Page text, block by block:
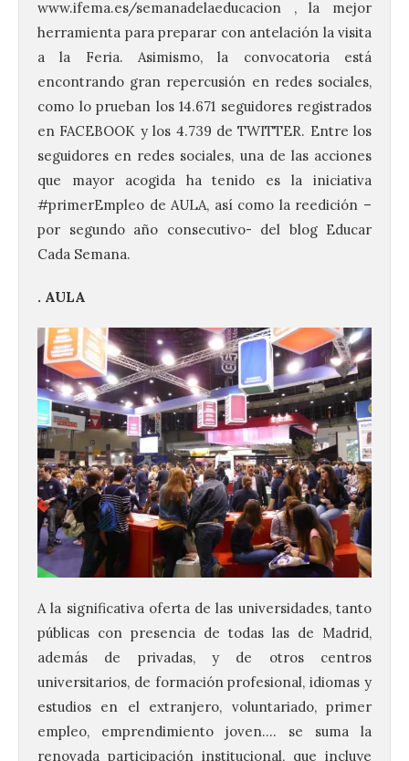
www.ifema.es/semanadelaeducacion , la mejor
herramienta para preparar con antelación la visita
a la Feria. Asimismo, la convocatoria está
encontrando gran repercusión en redes sociales,
como lo prueban los 14.671 seguidores registrados
en FACEBOOK y los 4.739 de TWITTER. Entre los
seguidores en redes sociales, una de las acciones
que mayor acogida ha tenido es la iniciativa
#primerEmpleo de AULA, así como la reedición –
por segundo año consecutivo- del blog Educar
Cada Semana.
. AULA
A la significativa oferta de las universidades, tanto
públicas con presencia de todas las de Madrid,
además de privadas, y de otros centros
universitarios, de formación profesional, idiomas y
estudios en el extranjero, voluntariado, primer
empleo, emprendimiento joven…. se suma la
renovada participación institucional, que incluye